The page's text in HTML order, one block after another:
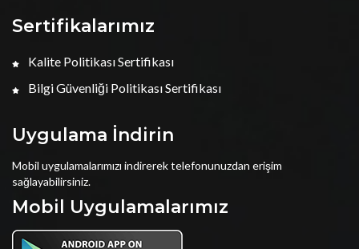
Sertifikalarımız
Kalite Politikası Sertifikası
Bilgi Güvenliği Politikası Sertifikası
Uygulama İndirin
Mobil uygulamalarımızı indirerek telefonunuzdan erişim
sağlayabilirsiniz.
Mobil Uygulamalarımız